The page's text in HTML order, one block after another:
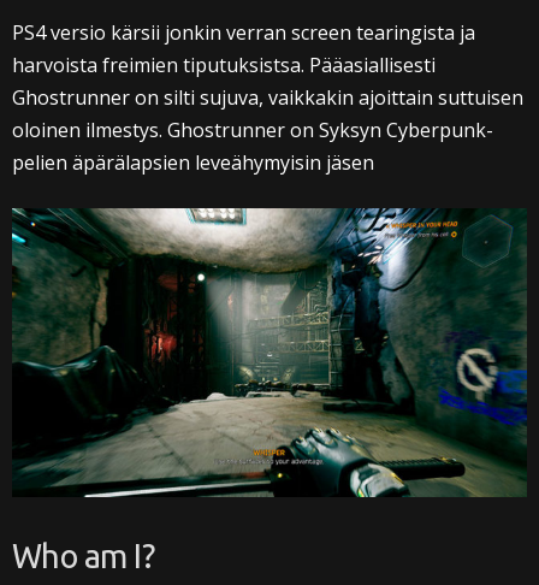
PS4 versio kärsii jonkin verran screen tearingista ja
harvoista freimien tiputuksistsa. Pääasiallisesti
Ghostrunner on silti sujuva, vaikkakin ajoittain suttuisen
oloinen ilmestys. Ghostrunner on Syksyn Cyberpunk-
pelien äpärälapsien leveähymyisin jäsen
Who am I?